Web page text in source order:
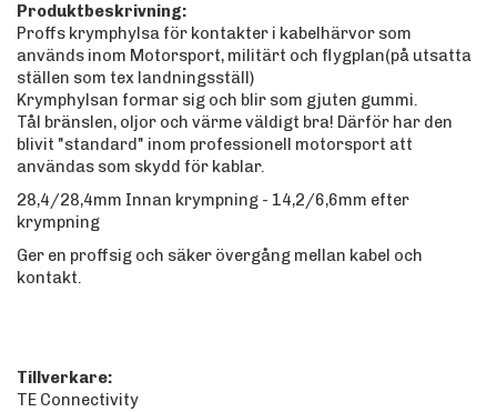
Produktbeskrivning:
Proffs krymphylsa för kontakter i kabelhärvor som
används inom Motorsport, militärt och flygplan(på utsatta
ställen som tex landningsställ)
Krymphylsan formar sig och blir som gjuten gummi.
Tål bränslen, oljor och värme väldigt bra! Därför har den
blivit "standard" inom professionell motorsport att
användas som skydd för kablar.
28,4/28,4mm Innan krympning - 14,2/6,6mm efter
krympning
Ger en proffsig och säker övergång mellan kabel och
kontakt.
Tillverkare:
TE Connectivity